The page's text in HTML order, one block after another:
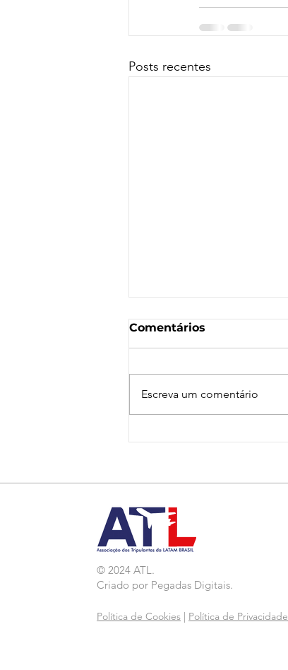
Posts recentes
Comentários
Escreva um comentário
© 2024 ATL.
Criado por Pegadas Digitais.
Política de Cookies Política de Privacidade